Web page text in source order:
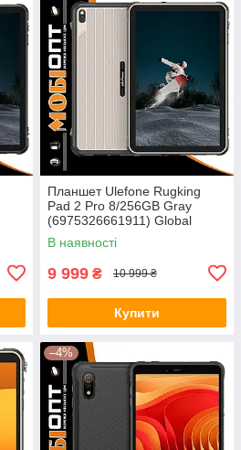
Планшет Ulefone Rugking
Pad 2 Pro 8/256GB Gray
(6975326661911) Global
version
В наявності
9 999 ₴ 10 999 ₴
Купити
–4%